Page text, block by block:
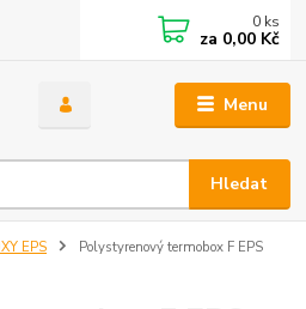
Menu
Hledat
0 ks
za 0,00 Kč
EPS
Polystyrenový termobox F EPS